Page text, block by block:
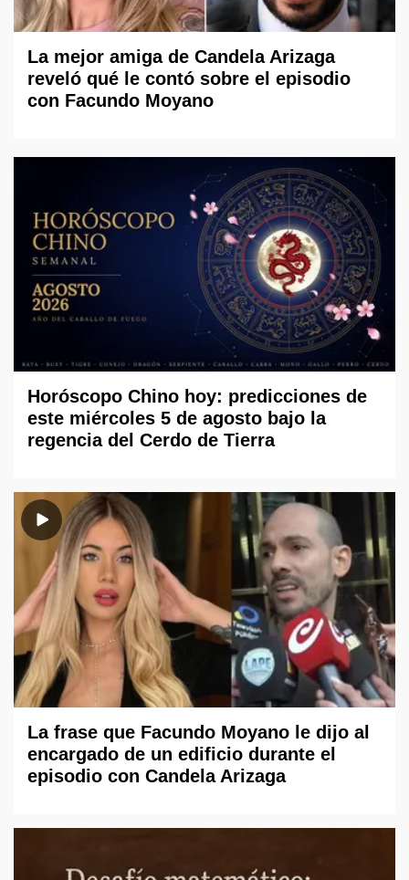
La mejor amiga de Candela Arizaga
reveló qué le contó sobre el episodio
con Facundo Moyano
Horóscopo Chino hoy: predicciones de
este miércoles 5 de agosto bajo la
regencia del Cerdo de Tierra
La frase que Facundo Moyano le dijo al
encargado de un edificio durante el
episodio con Candela Arizaga